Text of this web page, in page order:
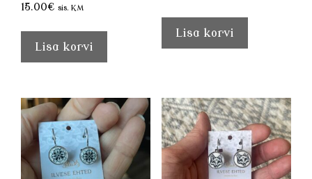
15.00€ sis. KM
Lisa korvi
Lisa korvi